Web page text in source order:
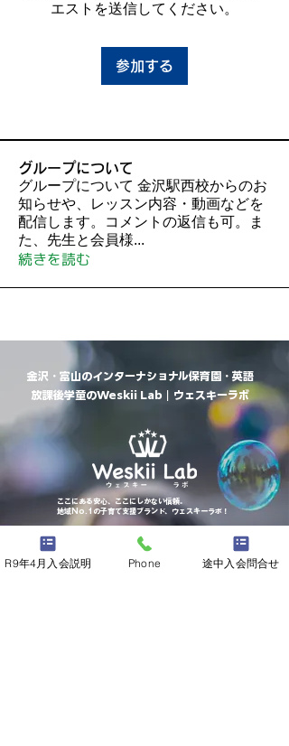
エストを送信してください。
参加する
グループについて
グループについて 金沢駅西校からのお
知らせや、レッスン内容・動画などを
配信します。コメントの返信も可。ま
た、先生と会員様...
続きを読む
金沢・富山のインターナショナル保育園・英語
放課後学童のWeskii Lab｜ウェスキーラボ
​ここにある安心、ここにしかない信頼。
地域No.1の子育て支援ブランド、ウェスキーラボ！
■ 金沢本校
〒920-0902 石川県金沢市尾張町1-2-32
R9年4月入会説明 Phone 途中入会問合せ